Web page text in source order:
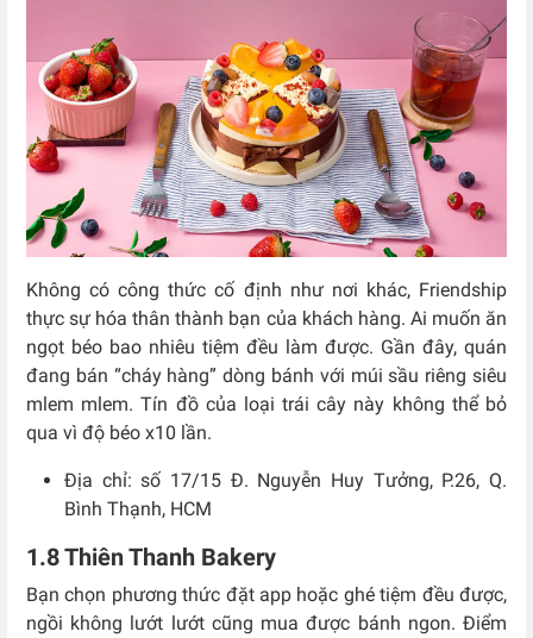
Không có công thức cố định như nơi khác, Friendship
thực sự hóa thân thành bạn của khách hàng. Ai muốn ăn
ngọt béo bao nhiêu tiệm đều làm được. Gần đây, quán
đang bán “cháy hàng” dòng bánh với múi sầu riêng siêu
mlem mlem. Tín đồ của loại trái cây này không thể bỏ
qua vì độ béo x10 lần.
Địa chỉ: số 17/15 Đ. Nguyễn Huy Tưởng, P.26, Q.
Bình Thạnh, HCM
1.8 Thiên Thanh Bakery
Bạn chọn phương thức đặt app hoặc ghé tiệm đều được,
ngồi không lướt lướt cũng mua được bánh ngon. Điểm